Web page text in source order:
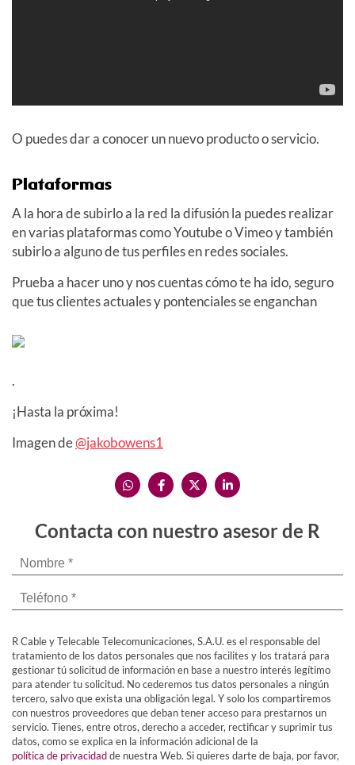
O puedes dar a conocer un nuevo producto o servicio.
Plataformas
A la hora de subirlo a la red la difusión la puedes realizar
en varias plataformas como Youtube o Vimeo y también
subirlo a alguno de tus perfiles en redes sociales.
Prueba a hacer uno y nos cuentas cómo te ha ido, seguro
que tus clientes actuales y pontenciales se enganchan
.
¡Hasta la próxima!
Imagen de@jakobowens1
Contacta con nuestro asesor de R
R Cable y Telecable Telecomunicaciones, S.A.U. es el responsable del
tratamiento de los datos personales que nos facilites y los tratará para
gestionar tú solicitud de información en base a nuestro interés legítimo
para atender tu solicitud. No cederemos tus datos personales a ningún
tercero, salvo que exista una obligación legal. Y solo los compartiremos
con nuestros proveedores que deban tener acceso para prestarnos un
servicio. Tienes, entre otros, derecho a acceder, rectificar y suprimir tus
datos, como se explica en la información adicional de la
política de privacidadde nuestra Web. Si quieres darte de baja, por favor,